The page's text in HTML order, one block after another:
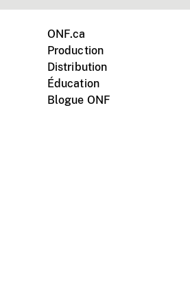
ONF.ca
Production
Distribution
Éducation
Blogue ONF